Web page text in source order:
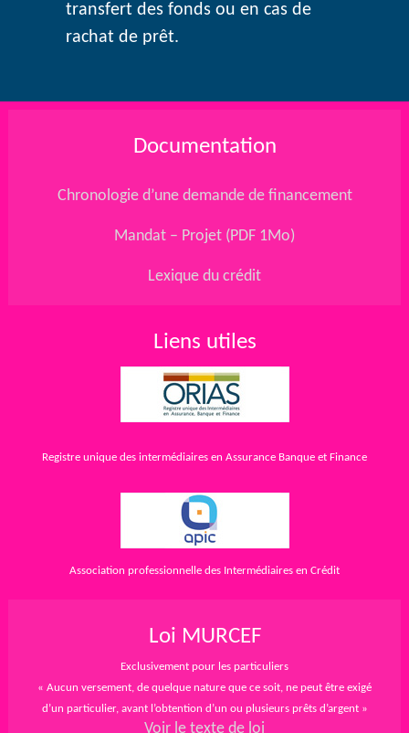
transfert des fonds ou en cas de
rachat de prêt.
Documentation
Chronologie d’une demande de financement
Mandat – Projet (PDF 1Mo)
Lexique du crédit
Liens utiles
Registre unique des intermédiaires en Assurance Banque et Finance
Association professionnelle des Intermédiaires en Crédit
Loi MURCEF
Exclusivement pour les particuliers
« Aucun versement, de quelque nature que ce soit, ne peut être exigé
d’un particulier, avant l’obtention d’un ou plusieurs prêts d’argent »
Voir le texte de loi